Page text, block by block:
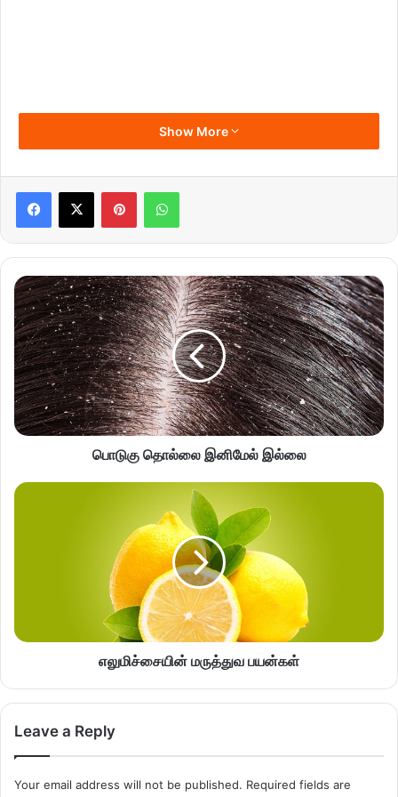
Show More
பொடுகு தொல்லை இனிமேல் இல்லை
எலுமிச்சையின் மருத்துவ பயன்கள்
Leave a Reply
Your email address will not be published. Required fields are